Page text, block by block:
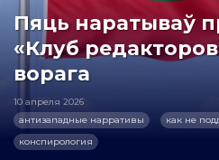
Пяць наратываў
«Клуб
ворага
10 апреля 2026
антизападные нарративы
как не
конспирология